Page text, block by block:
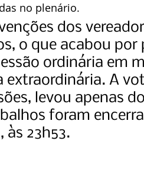
no plenário.
dos
o que acabou por
ordinária em
extraordinária. A
levou apenas
foram
23h53.